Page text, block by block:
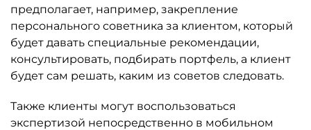
предполагает, например, закрепление
персонального советника за клиентом, который
будет давать специальные рекомендации,
консультировать, подбирать портфель, а клиент
будет сам решать, каким из советов следовать.
Также клиенты могут воспользоваться
экспертизой непосредственно в мобильном